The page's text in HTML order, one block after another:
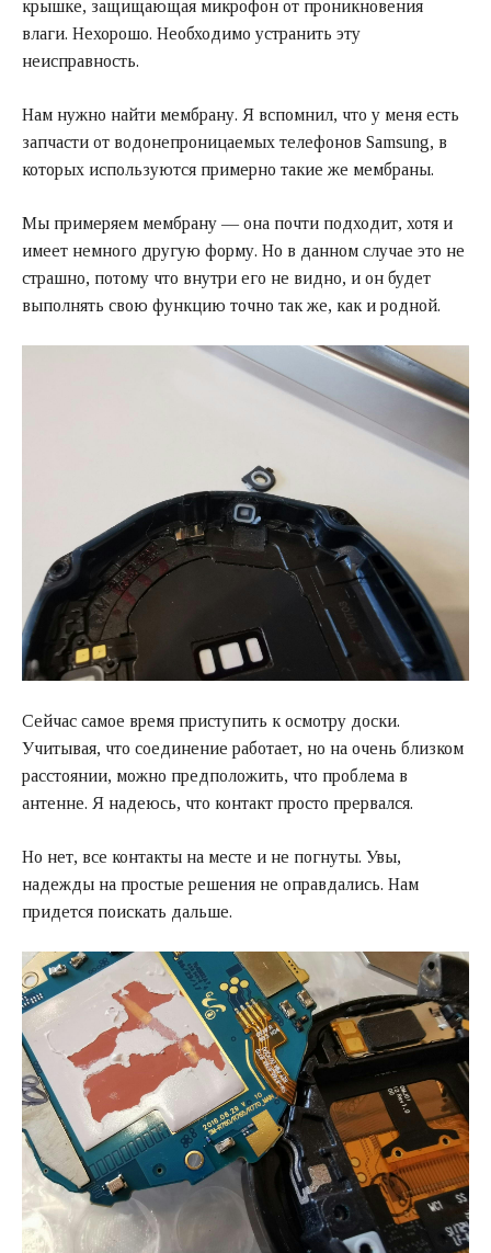
крышке, защищающая микрофон от проникновения
влаги. Нехорошо. Необходимо устранить эту
неисправность.
Нам нужно найти мембрану. Я вспомнил, что у меня есть
запчасти от водонепроницаемых телефонов Samsung, в
которых используются примерно такие же мембраны.
Мы примеряем мембрану — она почти подходит, хотя и
имеет немного другую форму. Но в данном случае это не
страшно, потому что внутри его не видно, и он будет
выполнять свою функцию точно так же, как и родной.
Сейчас самое время приступить к осмотру доски.
Учитывая, что соединение работает, но на очень близком
расстоянии, можно предположить, что проблема в
антенне. Я надеюсь, что контакт просто прервался.
Но нет, все контакты на месте и не погнуты. Увы,
надежды на простые решения не оправдались. Нам
придется поискать дальше.